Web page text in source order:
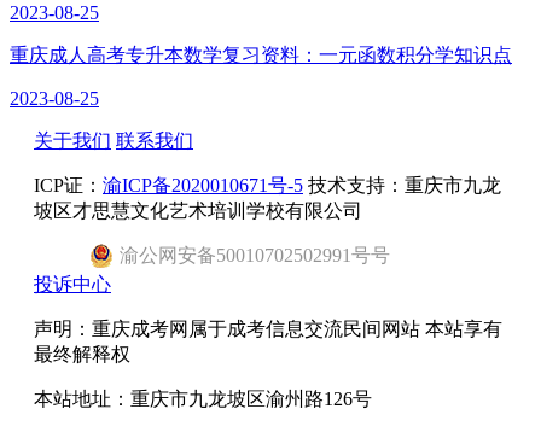
2023-08-25
重庆成人高考专升本数学复习资料：一元函数积分学知识点
2023-08-25
关于我们 联系我们
ICP证： 渝ICP备2020010671号-5 技术支持：重庆市九龙
坡区才思慧文化艺术培训学校有限公司
渝公网安备50010702502991号号
投诉中心
声明：重庆成考网属于成考信息交流民间网站 本站享有
最终解释权
本站地址：重庆市九龙坡区渝州路126号